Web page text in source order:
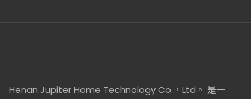
Henan Jupiter Home Technology Co.，Ltd。 是一